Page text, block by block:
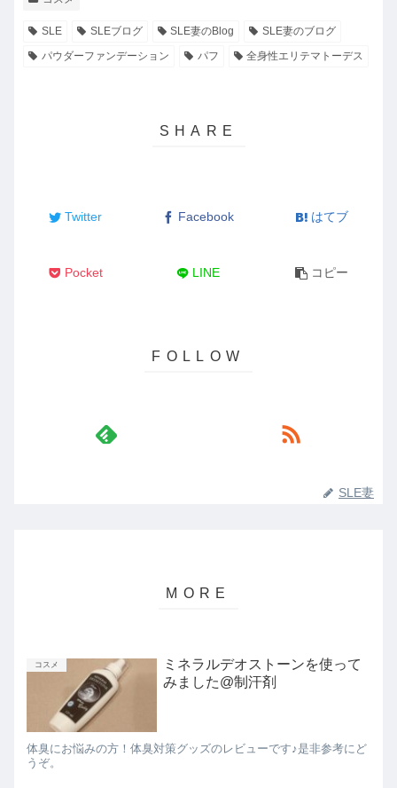
SLE SLEブログ SLE妻のBlog
SLE妻のブログ
パウダーファンデーション
パフ 全身性エリテマトーデス
Twitter Facebook はてブ
Pocket LINE コピー
SLE妻
コスメ
ミネラルデオストーンを使って
みました@制汗剤
体臭にお悩みの方！体臭対策グッズのレビューです♪是非参考にど
うぞ。